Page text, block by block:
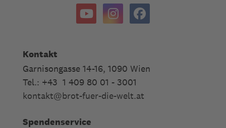
Kontakt
Garnisongasse 14-16, 1090 Wien
Tel.: +43 1 409 80 01 - 3001
kontakt@brot-fuer-die-welt.at
Spendenservice